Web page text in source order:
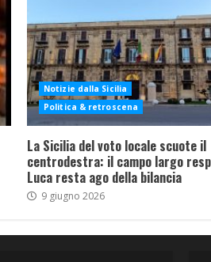
Notizie dalla Sicilia
Politica & retroscena
La Sicilia del voto locale scuote il
centrodestra: il campo largo
Luca resta ago della bilancia
9 giugno 2026